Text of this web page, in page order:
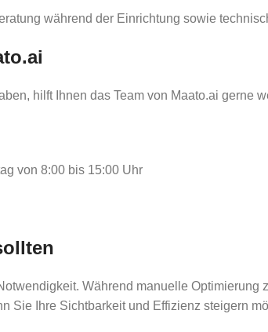
während der Einrichtung sowie
hilft Ihnen das Team von Maato.ai gerne
von 8:00 bis 15:00 Uhr
Während manuelle Optimierung
Sie Ihre Sichtbarkeit und Effizienz steigern